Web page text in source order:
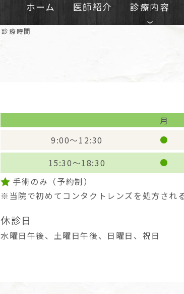
ホーム 医師紹介 診療内容
診療時間
月
9:00～12:30
15:30～18:30
手術のみ（予約制）
※当院で初めてコンタクトレンズを処方され
休診日
水曜日午後 土曜日午後 日曜日 祝日